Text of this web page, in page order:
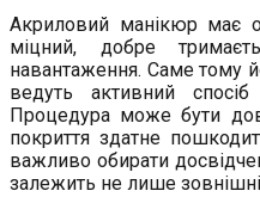
Акриловий манікюр має
міцний, добре
навантаження. Саме тому
ведуть активний
Процедура може бути
покриття здатне
важливо обирати
залежить не лише